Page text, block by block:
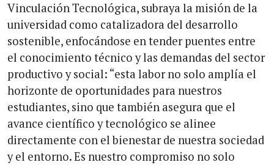
Vinculación Tecnológica, subraya la misión de la
universidad como catalizadora del desarrollo
sostenible, enfocándose en tender puentes entre
el conocimiento técnico y las demandas del sector
productivo y social: “esta labor no solo amplía el
horizonte de oportunidades para nuestros
estudiantes, sino que también asegura que el
avance científico y tecnológico se alinee
directamente con el bienestar de nuestra sociedad
y el entorno. Es nuestro compromiso no solo